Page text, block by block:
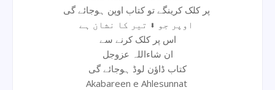
اس پر کلک کرنے سے
ان شاءاللہ عزوجل
کتاب ڈاؤن لوڈ ہوجائے گی
Akabareen e Ahlesunnat